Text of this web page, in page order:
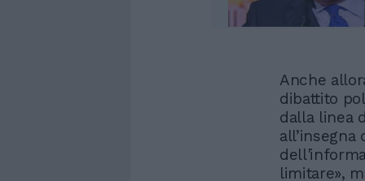
Anche
dibattito
dalla linea
all’insegna
limitare»,